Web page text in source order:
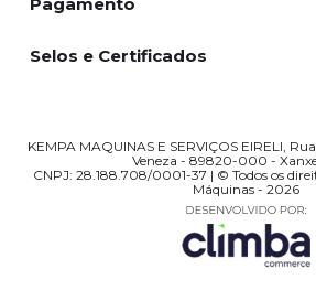
Selos e Certificados
KEMPA MAQUINAS E SERVIÇOS EIRELI,
Veneza - 89820-000 -
CNPJ: 28.188.708/0001-37 | © Todos os
Máquinas - 2026